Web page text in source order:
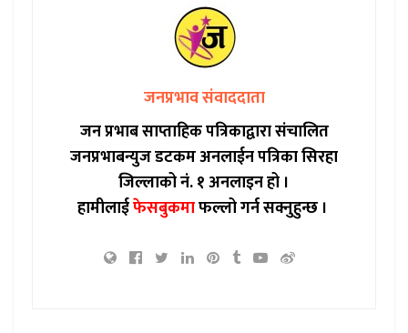
जनप्रभाव संवाददाता
जन प्रभाब साप्ताहिक पत्रिकाद्वारा संचालित
जनप्रभाबन्युज डटकम अनलाईन पत्रिका सिरहा
जिल्लाको नं. १ अनलाइन हो ।
हामीलाईफेसबुकमाफल्लो गर्न सक्नुहुन्छ ।